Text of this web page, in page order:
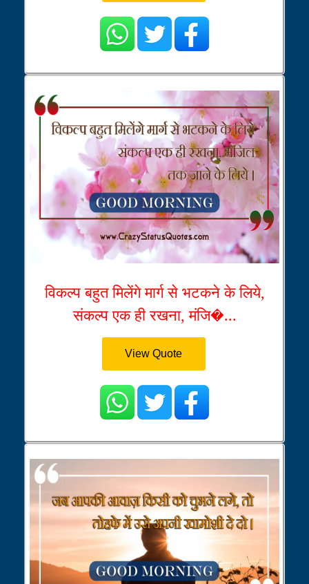
विकल्प बहुत मिलेंगे मार्ग से भटकने के लिये,
संकल्प एक ही रखना, मंजि�...
View Quote